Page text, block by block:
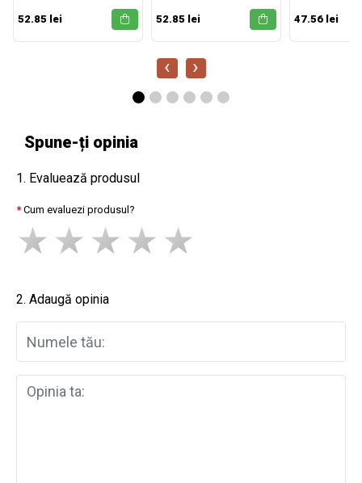
52.85 lei 52.85 lei 47.56 lei
‹ ›
Spune-ți opinia
1. Evaluează produsul
Cum evaluezi produsul?
2. Adaugă opinia